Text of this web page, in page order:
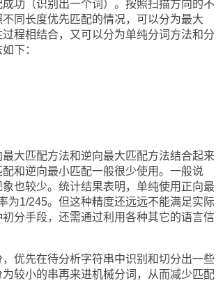
功（识别出一个词）。按照扫描方向的不
同长度优先匹配的情况，可以分为最大
程相结合，又可以分为单纯分词方法和分
下：
匹配方法和逆向最大匹配方法结合起来
和逆向最小匹配一般很少使用。一般说
也较少。统计结果表明，单纯使用正向最
为1/245。但这种精度还远远不能满足实际
分手段，还需通过利用各种其它的语言信
优先在待分析字符串中识别和切分出一些
较小的串再来进机械分词，从而减少匹配